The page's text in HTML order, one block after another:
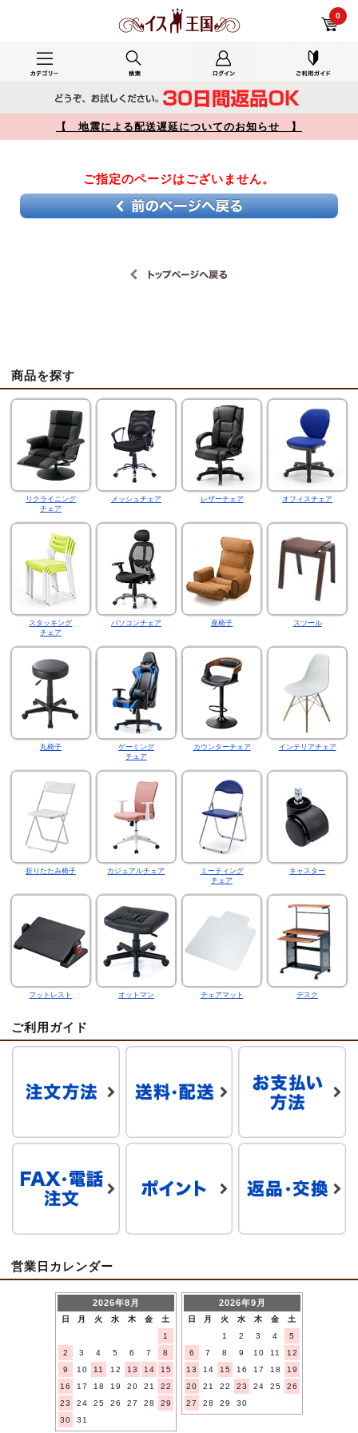
0
【 地震による配送遅延についてのお知らせ 】
ご指定のページはございません。
商品を探す
リクライニング
チェア
メッシュチェア レザーチェア オフィスチェア
スタッキング
チェア
パソコンチェア 座椅子 スツール
丸椅子
ゲーミング
チェア
カウンターチェア インテリアチェア
折りたたみ椅子 カジュアルチェア
ミーティング
チェア
キャスター
フットレスト オットマン チェアマット デスク
ご利用ガイド
営業日カレンダー
2026年8月
日 月 火 水 木 金
土
1
2
3 4 5 6 7
8
9
10 11 12 13 14
15
16
17 18 19 20 21
22
23
24 25 26 27 28
29
30
31
2026年9月
日 月 火 水 木 金
土
1
2 3 4
5
6
7 8 9 10 11
12
13
14 15 16 17 18
19
20
21 22 23 24 25
26
27
28 29 30